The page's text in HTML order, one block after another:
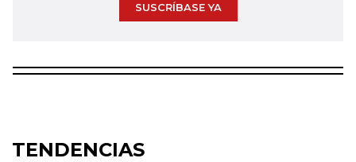
SUSCRÍBASE YA
TENDENCIAS